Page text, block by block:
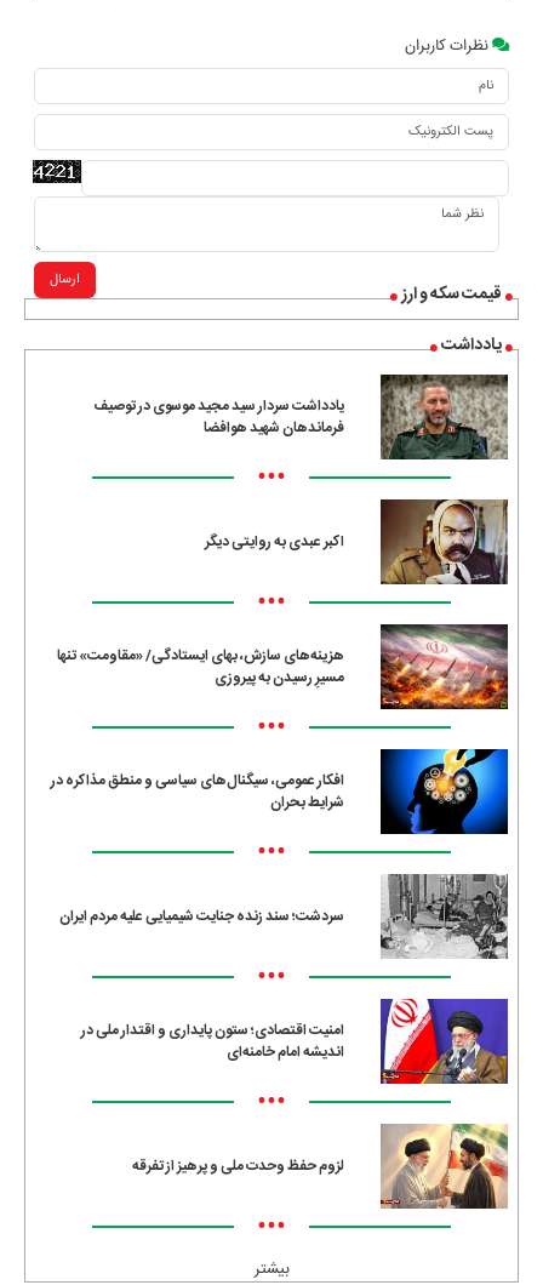
قیمت سکه و ارز
یادداشت
یادداشت سردار سید مجید موسوی در توصیف
فرماندهان شهید هوافضا
•••
اکبر عبدی به روایتی دیگر
•••
هزینه‌های سازش، بهای ایستادگی/ «مقاومت» تنها
مسیرِ رسیدن به پیروزی
•••
افکار عمومی، سیگنال‌های سیاسی و منطق مذاکره در
شرایط بحران
•••
سردشت؛ سند زنده جنایت شیمیایی علیه مردم ایران
•••
امنیت اقتصادی؛ ستون پایداری و اقتدار ملی در
اندیشه امام خامنه‌ای
•••
لزوم حفظ وحدت ملی و پرهیز از تفرقه
•••
بیشتر
نظرات کاربران
ارسال